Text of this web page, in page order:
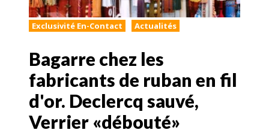
Exclusivité En-Contact Actualités
Bagarre chez les
fabricants de ruban en fil
d'or. Declercq sauvé,
Verrier «débouté»